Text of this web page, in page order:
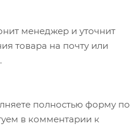
менеджер и уточнит
товара на почту или
полностью форму по
в комментарии к